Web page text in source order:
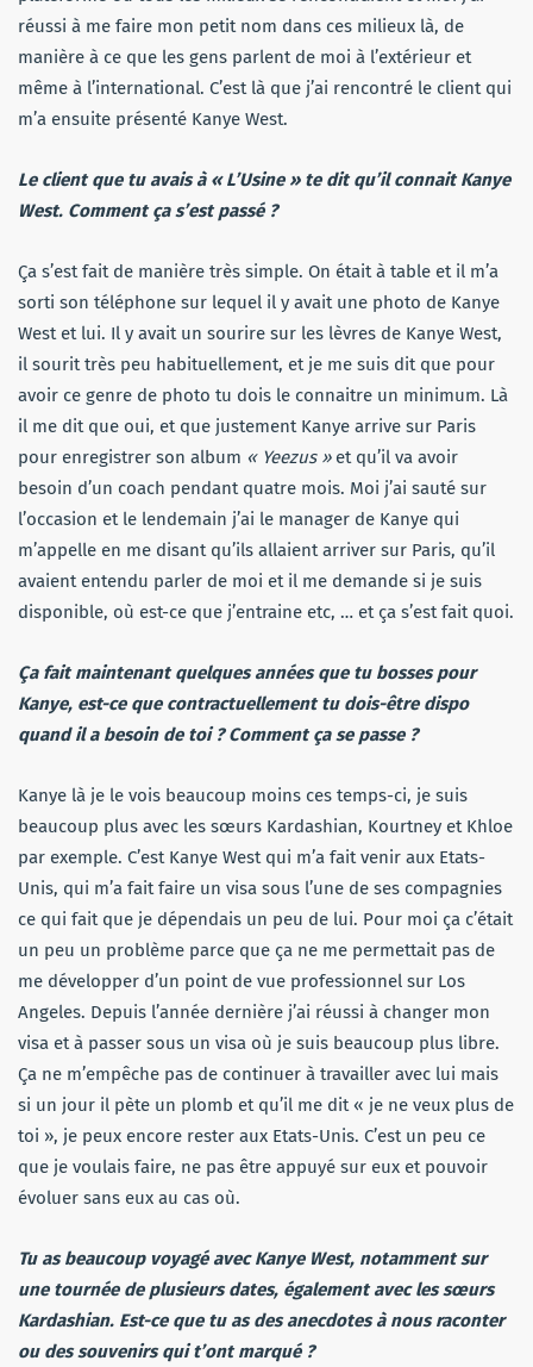
réussi à me faire mon petit nom dans ces milieux là, de
manière à ce que les gens parlent de moi à l’extérieur et
même à l’international. C’est là que j’ai rencontré le client qui
m’a ensuite présenté Kanye West.
Le client que tu avais à « L’Usine » te dit qu’il connait Kanye
West. Comment ça s’est passé ?
Ça s’est fait de manière très simple. On était à table et il m’a
sorti son téléphone sur lequel il y avait une photo de Kanye
West et lui. Il y avait un sourire sur les lèvres de Kanye West,
il sourit très peu habituellement, et je me suis dit que pour
avoir ce genre de photo tu dois le connaitre un minimum. Là
il me dit que oui, et que justement Kanye arrive sur Paris
pour enregistrer son album « Yeezus » et qu’il va avoir
besoin d’un coach pendant quatre mois. Moi j’ai sauté sur
l’occasion et le lendemain j’ai le manager de Kanye qui
m’appelle en me disant qu’ils allaient arriver sur Paris, qu’il
avaient entendu parler de moi et il me demande si je suis
disponible, où est-ce que j’entraine etc, … et ça s’est fait quoi.
Ça fait maintenant quelques années que tu bosses pour
Kanye, est-ce que contractuellement tu dois-être dispo
quand il a besoin de toi ? Comment ça se passe ?
Kanye là je le vois beaucoup moins ces temps-ci, je suis
beaucoup plus avec les sœurs Kardashian, Kourtney et Khloe
par exemple. C’est Kanye West qui m’a fait venir aux Etats-
Unis, qui m’a fait faire un visa sous l’une de ses compagnies
ce qui fait que je dépendais un peu de lui. Pour moi ça c’était
un peu un problème parce que ça ne me permettait pas de
me développer d’un point de vue professionnel sur Los
Angeles. Depuis l’année dernière j’ai réussi à changer mon
visa et à passer sous un visa où je suis beaucoup plus libre.
Ça ne m’empêche pas de continuer à travailler avec lui mais
si un jour il pète un plomb et qu’il me dit « je ne veux plus de
toi », je peux encore rester aux Etats-Unis. C’est un peu ce
que je voulais faire, ne pas être appuyé sur eux et pouvoir
évoluer sans eux au cas où.
Tu as beaucoup voyagé avec Kanye West, notamment sur
une tournée de plusieurs dates, également avec les sœurs
Kardashian. Est-ce que tu as des anecdotes à nous raconter
ou des souvenirs qui t’ont marqué ?